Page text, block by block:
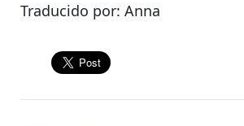
Traducido por: Anna